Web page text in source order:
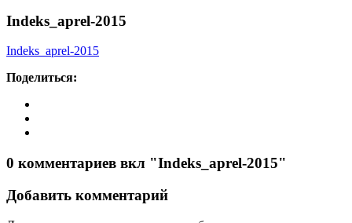
Indeks_aprel-2015
Indeks_aprel-2015
Поделиться:
0 комментариев вкл "Indeks_aprel-2015"
Добавить комментарий